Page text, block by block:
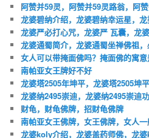
阿赞并59灵，阿赞并59灵路翁，阿
龙婆碧纳介绍，龙婆碧纳幸运星，龙
龙婆严必打心咒，龙婆严 瓦囊，龙
龙婆通蜀简介，龙婆通蜀坐禅佛祖
女人可以带掩面佛吗？掩面佛的寓
南帕亚女王牌好不好
龙婆塔2505年坤平，龙婆塔2505坤
龙婆纳2495崇迪，龙婆纳2495崇迪
财龟，财龟佛牌，招财龟佛牌
南帕亚女王佛牌，女王佛牌，女人一
龙婆koly介绍，龙婆盖药师佛，龙